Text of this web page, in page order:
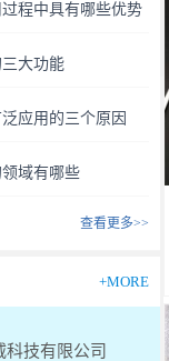
程中具有哪些优势
大功能
应用的三个原因
域有哪些
查看更多>>
+MORE
技有限公司